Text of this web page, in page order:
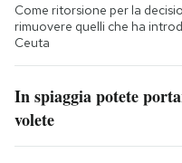
Come ritorsione per la
rimuovere quelli che ha
Ceuta
In spiaggia potete
volete